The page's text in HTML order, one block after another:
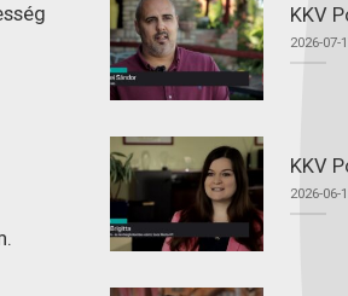
KKV
2026-07-
KKV
2026-06-